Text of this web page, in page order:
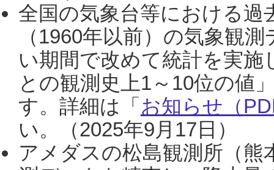
全国の気象台等における過
（1960年以前）の気象観
い期間で改めて統計を実
との観測史上1～10位の値
す。詳細は「 お知らせ（
い。（2025年9月17日）
アメダスの松島観測所（熊